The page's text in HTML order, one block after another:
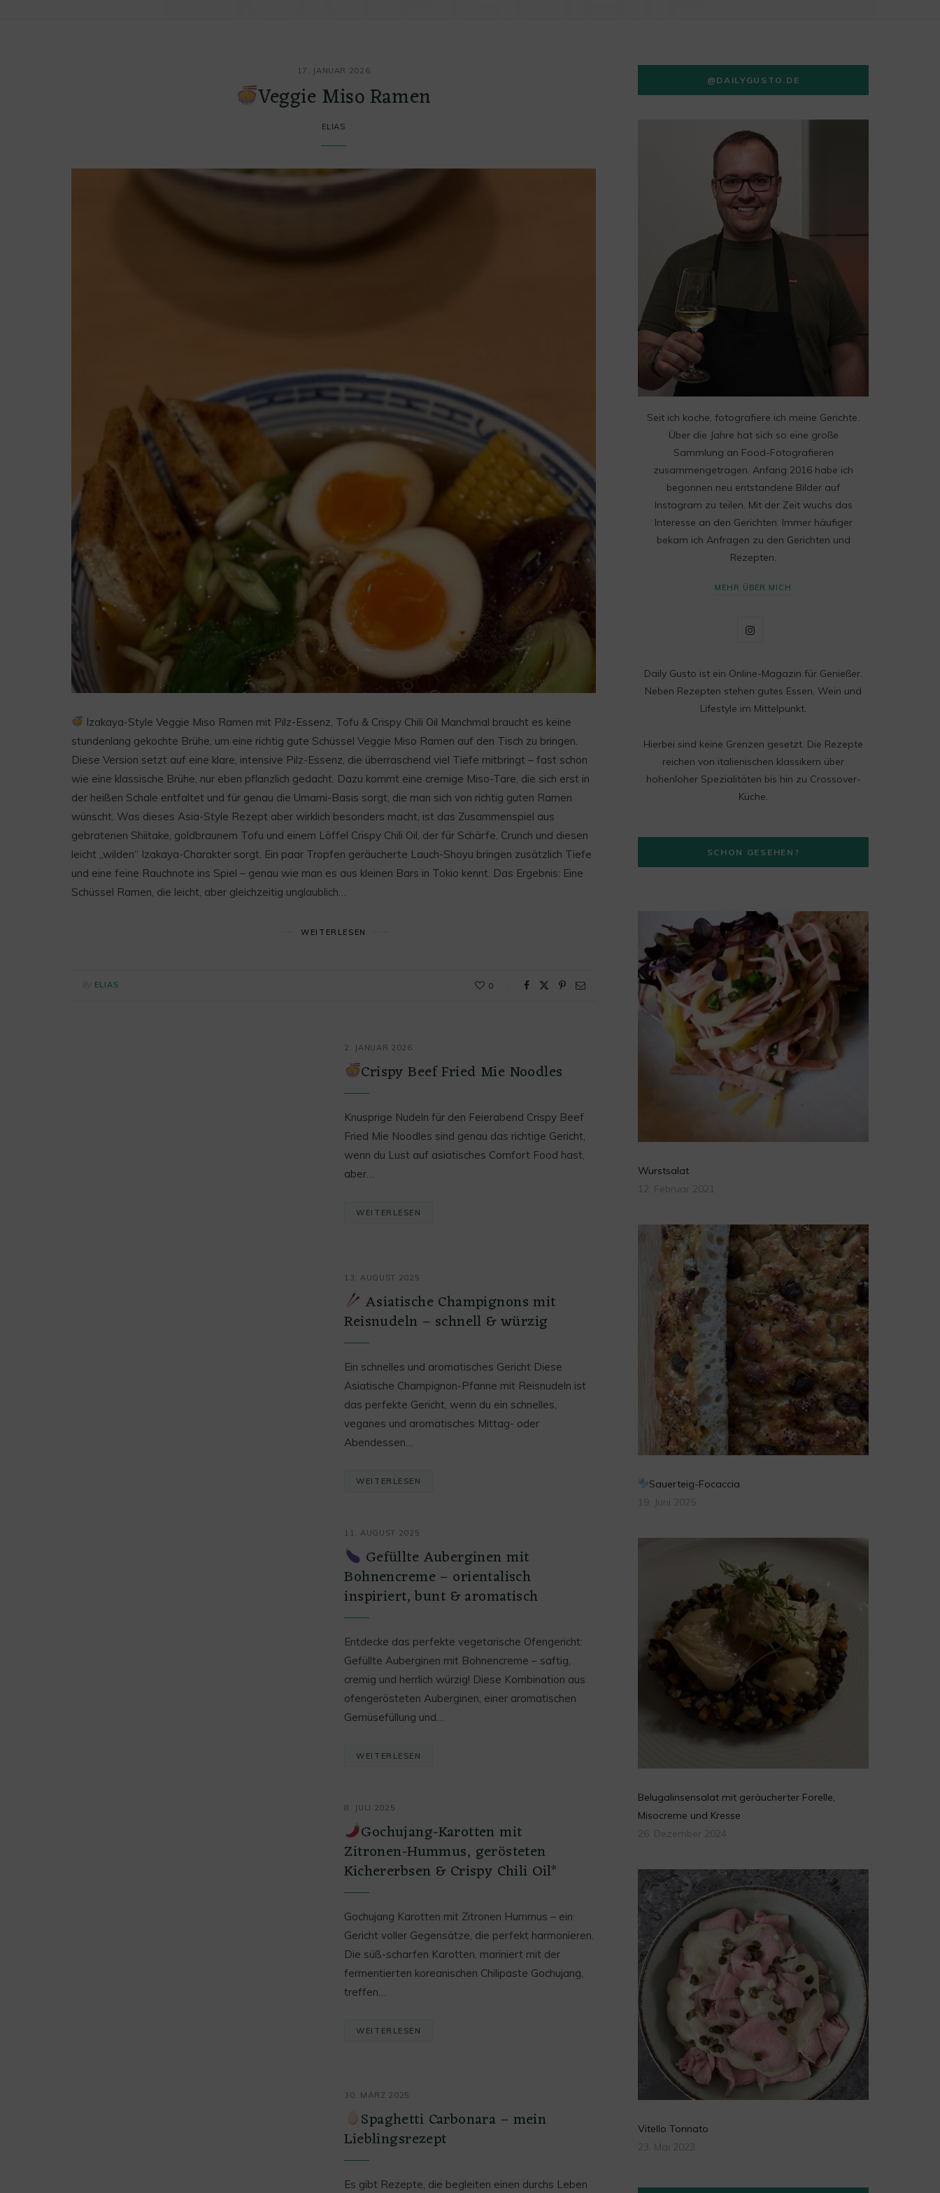
17. JANUAR 2026
Veggie Miso Ramen
ELIAS
Izakaya-Style Veggie Miso Ramen mit Pilz-Essenz, Tofu & Crispy Chili Oil Manchmal braucht es keine
stundenlang gekochte Brühe, um eine richtig gute Schüssel Veggie Miso Ramen auf den Tisch zu bringen.
Diese Version setzt auf eine klare, intensive Pilz-Essenz, die überraschend viel Tiefe mitbringt – fast schon
wie eine klassische Brühe, nur eben pflanzlich gedacht. Dazu kommt eine cremige Miso-Tare, die sich erst in
der heißen Schale entfaltet und für genau die Umami-Basis sorgt, die man sich von richtig guten Ramen
wünscht. Was dieses Asia-Style Rezept aber wirklich besonders macht, ist das Zusammenspiel aus
gebratenen Shiitake, goldbraunem Tofu und einem Löffel Crispy Chili Oil, der für Schärfe, Crunch und diesen
leicht „wilden“ Izakaya-Charakter sorgt. Ein paar Tropfen geräucherte Lauch-Shoyu bringen zusätzlich Tiefe
und eine feine Rauchnote ins Spiel – genau wie man es aus kleinen Bars in Tokio kennt. Das Ergebnis: Eine
Schüssel Ramen, die leicht, aber gleichzeitig unglaublich…
WEITERLESEN
ELIAS 0
2. JANUAR 2026
Crispy Beef Fried Mie Noodles
Knusprige Nudeln für den Feierabend Crispy Beef
Fried Mie Noodles sind genau das richtige Gericht,
wenn du Lust auf asiatisches Comfort Food hast,
aber…
WEITERLESEN
13. AUGUST 2025
Asiatische Champignons mit
Reisnudeln – schnell & würzig
Ein schnelles und aromatisches Gericht Diese
Asiatische Champignon-Pfanne mit Reisnudeln ist
das perfekte Gericht, wenn du ein schnelles,
veganes und aromatisches Mittag- oder
Abendessen…
WEITERLESEN
11. AUGUST 2025
Gefüllte Auberginen mit
Bohnencreme – orientalisch
inspiriert, bunt & aromatisch
Entdecke das perfekte vegetarische Ofengericht:
Gefüllte Auberginen mit Bohnencreme – saftig,
cremig und herrlich würzig! Diese Kombination aus
ofengerösteten Auberginen, einer aromatischen
Gemüsefüllung und…
WEITERLESEN
8. JULI 2025
Gochujang-Karotten mit
Zitronen-Hummus, gerösteten
Kichererbsen & Crispy Chili Oil*
Gochujang Karotten mit Zitronen Hummus – ein
Gericht voller Gegensätze, die perfekt harmonieren.
Die süß-scharfen Karotten, mariniert mit der
fermentierten koreanischen Chilipaste Gochujang,
treffen…
WEITERLESEN
30. MÄRZ 2025
Spaghetti Carbonara – mein
Lieblingsrezept
Es gibt Rezepte, die begleiten einen durchs Leben
@DAILYGUSTO.DE
Seit ich koche, fotografiere ich meine Gerichte.
Über die Jahre hat sich so eine große
Sammlung an Food-Fotografieren
zusammengetragen. Anfang 2016 habe ich
begonnen neu entstandene Bilder auf
Instagram zu teilen. Mit der Zeit wuchs das
Interesse an den Gerichten. Immer häufiger
bekam ich Anfragen zu den Gerichten und
Rezepten.
MEHR ÜBER MICH
I
s
t
g
r
m
Daily Gusto ist ein Online-Magazin für Genießer.
Neben Rezepten stehen gutes Essen, Wein und
Lifestyle im Mittelpunkt.
Hierbei sind keine Grenzen gesetzt. Die Rezepte
reichen von italienischen klassikern über
hohenloher Spezialitäten bis hin zu Crossover-
Küche.
SCHON GESEHEN?
Wurstsalat
12. Februar 2021
Sauerteig-Focaccia
19. Juni 2025
Belugalinsensalat mit geräucherter Forelle,
Misocreme und Kresse
26. Dezember 2024
Vitello Tonnato
23. Mai 2023